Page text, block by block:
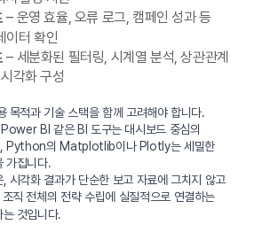
– 운영 효율, 오류 로그, 캠페인 성과 등
이터 확인
– 세분화된 필터링, 시계열 분석, 상관관계
각화 구성
목적과 기술 스택을 함께 고려해야 합니다.
BI 같은 BI 도구는 대시보드 중심의
, Python의 Matplotlib이나 Plotly는 세밀한
가집니다.
시각화 결과가 단순한 보고 자료에 그치지 않고
조직 전체의 전략 수립에 실질적으로 연결하는
것입니다.